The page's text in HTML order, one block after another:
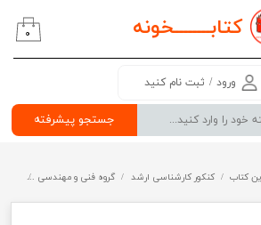
کتابــــــــخونه
جستجو پیشرفته
ورود / ثبت نام کنید
۰
کتاب کنکور کارشناسی ارشد گروه فنی و مهندسی